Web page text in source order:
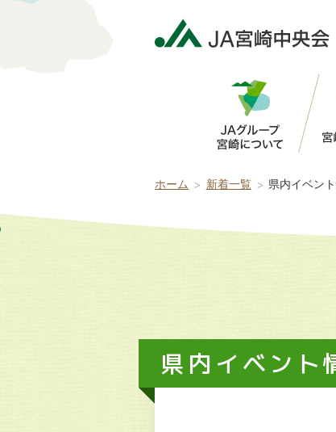
ホーム 新着一覧 県内イベン
県内イベン